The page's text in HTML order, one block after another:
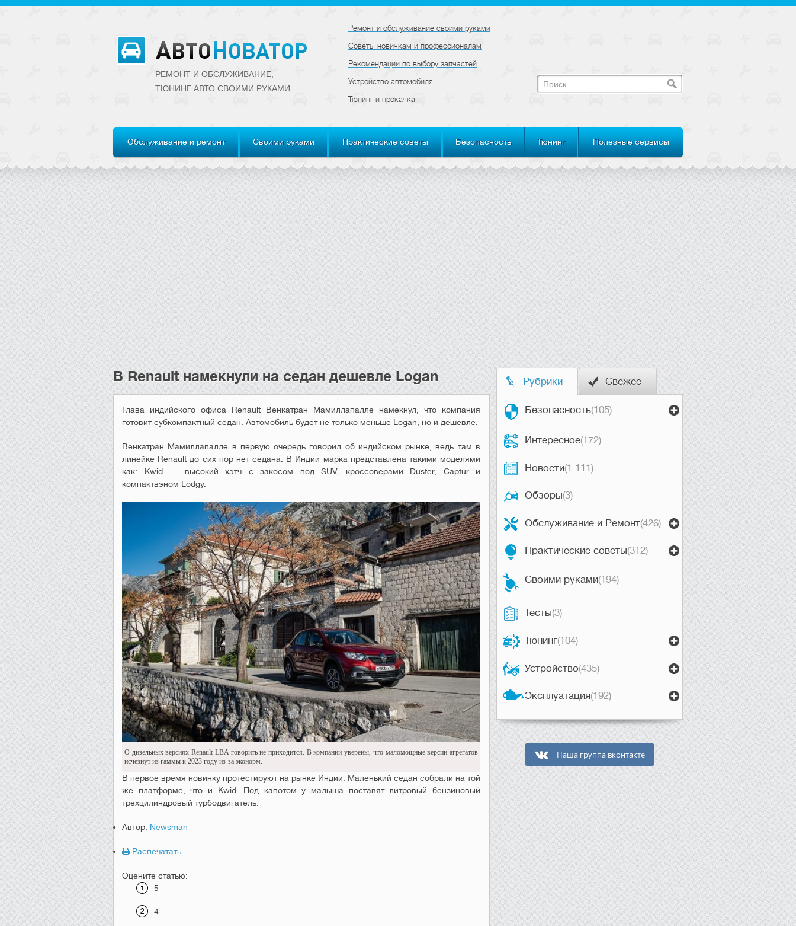
РЕМОНТ И ОБСЛУЖИВАНИЕ,
ТЮНИНГ АВТО CВОИМИ РУКАМИ
Ремонт и обслуживание своими руками
Советы новичкам и профессионалам
Рекомендации по выбору запчастей
Устройство автомобиля
Тюнинг и прокачка
Обслуживание и ремонт Своими руками Практические советы Безопасность Тюнинг Полезные сервисы
В Renault намекнули на седан дешевле Logan
Глава индийского офиса Renault Венкатран Мамиллапалле намекнул, что компания
готовит субкомпактный седан. Автомобиль будет не только меньше Logan, но и дешевле.
Венкатран Мамиллапалле в первую очередь говорил об индийском рынке, ведь там в
линейке Renault до сих пор нет седана. В Индии марка представлена такими моделями
как: Kwid — высокий хэтч с закосом под SUV, кроссоверами Duster, Captur и
компактвэном Lodgy.
О дизельных версиях Renault LBA говорить не приходится. В компании уверены, что маломощные версии агрегатов
исчезнут из гаммы к 2023 году из-за эконорм.
В первое время новинку протестируют на рынке Индии. Маленький седан собрали на той
же платформе, что и Kwid. Под капотом у малыша поставят литровый бензиновый
трёхцилиндровый турбодвигатель.
Автор: Newsman
Распечатать
Оцените статью:
5
4
Рубрики Свежее
Безопасность(105)
Интересное(172)
Новости(1 111)
Обзоры(3)
Обслуживание и Ремонт(426)
Практические советы(312)
Своими руками(194)
Тесты(3)
Тюнинг(104)
Устройство(435)
Эксплуатация(192)
Наша группа вконтакте